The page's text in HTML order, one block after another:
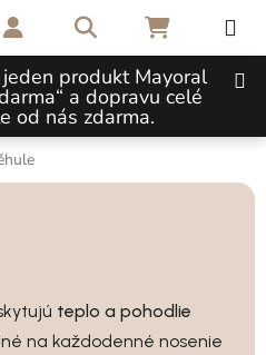
produkt Mayoral
a dopravu celé
od nás zdarma.
Hledat NÁKUPNÍ
teplo a pohodlie
na každodenné nosenie